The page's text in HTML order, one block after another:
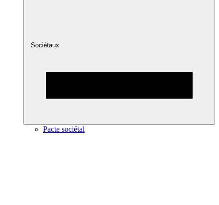
Sociétaux
Pacte sociétal